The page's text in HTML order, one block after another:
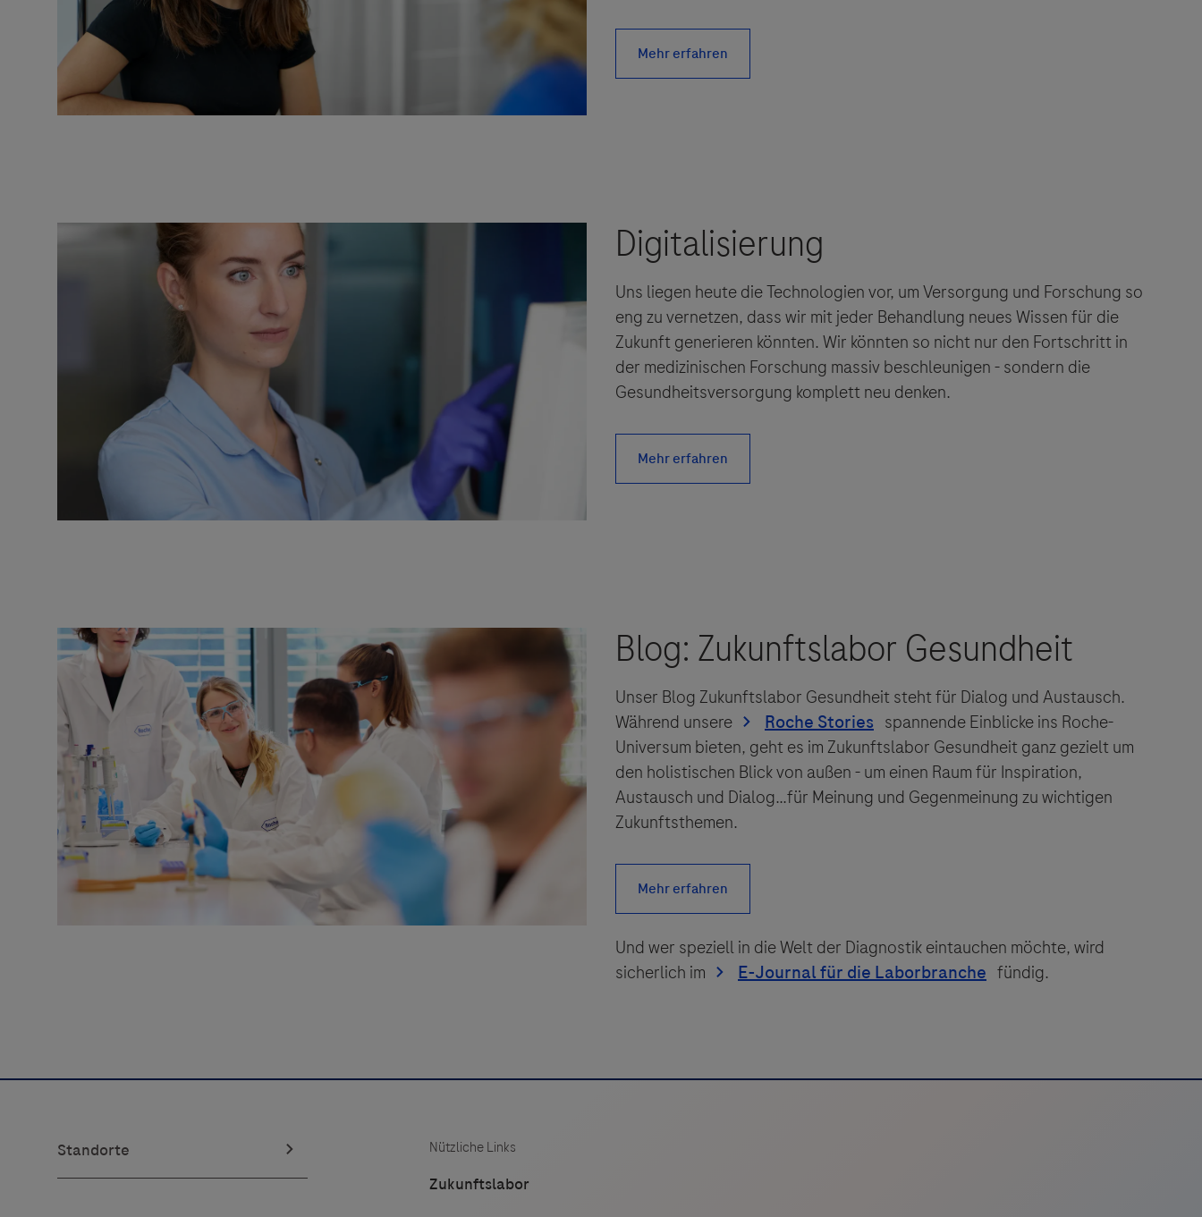
Uns liegen heute die Technologien vor, um Versorgung und Forschung so
eng zu vernetzen, dass wir mit jeder Behandlung neues Wissen für die
Zukunft generieren könnten. Wir könnten so nicht nur den Fortschritt in
der medizinischen Forschung massiv beschleunigen - sondern die
Gesundheitsversorgung komplett neu denken.
Unser Blog Zukunftslabor Gesundheit steht für Dialog und Austausch.
Während unsere
spannende Einblicke ins Roche-
Universum bieten, geht es im Zukunftslabor Gesundheit ganz gezielt um
den holistischen Blick von außen - um einen Raum für Inspiration,
Austausch und Dialog…für Meinung und Gegenmeinung zu wichtigen
Zukunftsthemen.
Und wer speziell in die Welt der Diagnostik eintauchen möchte, wird
sicherlich im
fündig.
und lehnt ausdrücklich jegliche Verantwortung für Drittinformationen und
deren Verwendung ab.